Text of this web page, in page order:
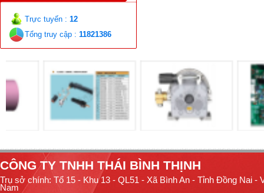
Trực tuyến :12
Tổng truy cập :11821386
CÔNG TY TNHH THÁI BÌNH THỊNH
Trụ sở chính: Tổ 15 - Khu 13 - QL51 - Xã Bình An - Tỉnh Đồng Nai -
Nam